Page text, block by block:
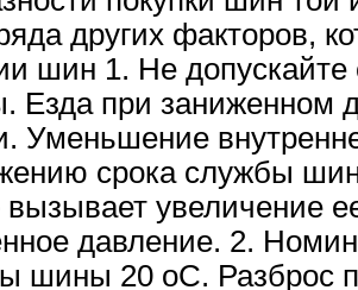
других факторов,
шин 1. Не
Езда при заниженном
Уменьшение
срока службы
увеличение
давление. 2.
шины 20 oС. Разброс